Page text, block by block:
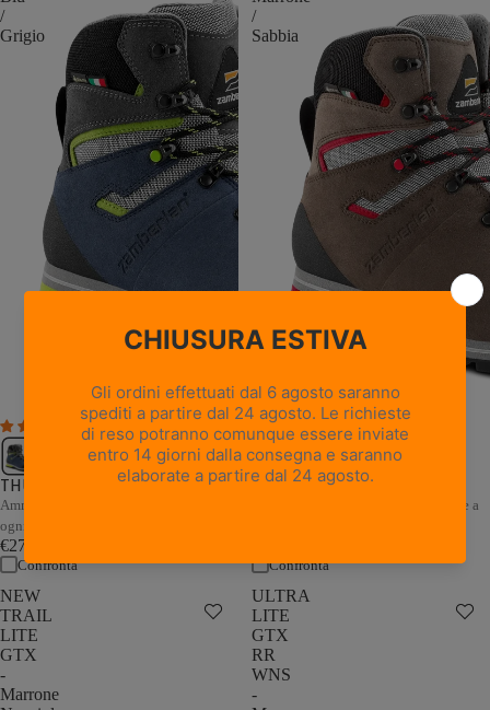
/
Grigio
1 recensione
THUNDER GTX - Blu / Grigio
Ammortizzazione e stabilità adattive a
ogni passo
€279,00
Confronta
/
Sabbia
THUNDER GTX - Marrone /
Sabbia
Ammortizzazione e stabilità adattive a
Confronta
NEW
TRAIL
LITE
GTX
-
Marrone
ULTRA
LITE
GTX
RR
WNS
-